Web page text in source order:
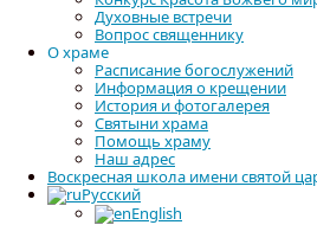
Духовные встречи
Вопрос священнику
О храме
Расписание богослужений
Информация о крещении
История и фотогалерея
Святыни храма
Помощь храму
Наш адрес
Воскресная школа имени святой
Русский
English